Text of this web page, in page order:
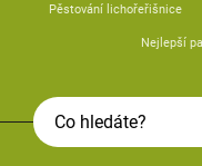
Pěstování lichořeřišnice
Nejlepší